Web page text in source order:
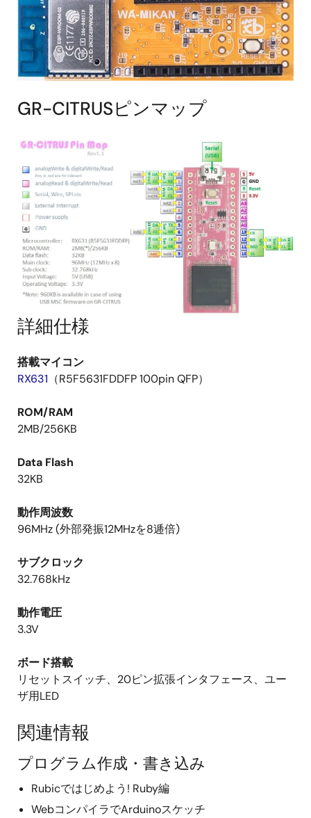
GR-CITRUSピンマップ
詳細仕様
搭載マイコン
RX631 （R5F5631FDDFP 100pin QFP）
ROM/RAM
2MB/256KB
Data Flash
32KB
動作周波数
96MHz (外部発振12MHzを8逓倍)
サブクロック
32.768kHz
動作電圧
3.3V
ボード搭載
リセットスイッチ、20ピン拡張インタフェース、ユー
ザ用LED
関連情報
プログラム作成・書き込み
Rubicではじめよう! Ruby編
WebコンパイラでArduinoスケッチ